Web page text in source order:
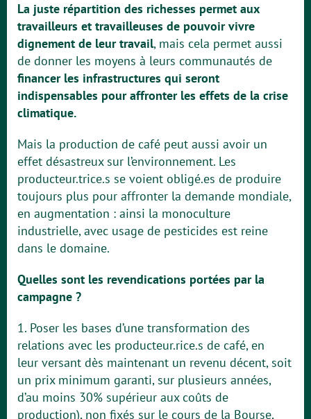
La juste répartition des richesses permet aux
travailleurs et travailleuses de pouvoir vivre
dignement de leur travail, mais cela permet aussi
de donner les moyens à leurs communautés de
financer les infrastructures qui seront
indispensables pour affronter les effets de la crise
climatique.
Mais la production de café peut aussi avoir un
effet désastreux sur l’environnement. Les
producteur.trice.s se voient obligé.es de produire
toujours plus pour affronter la demande mondiale,
en augmentation : ainsi la monoculture
industrielle, avec usage de pesticides est reine
dans le domaine.
Quelles sont les revendications portées par la
campagne ?
1. Poser les bases d’une transformation des
relations avec les producteur.rice.s de café, en
leur versant dès maintenant un revenu décent, soit
un prix minimum garanti, sur plusieurs années,
d’au moins 30% supérieur aux coûts de
production), non fixés sur le cours de la Bourse,